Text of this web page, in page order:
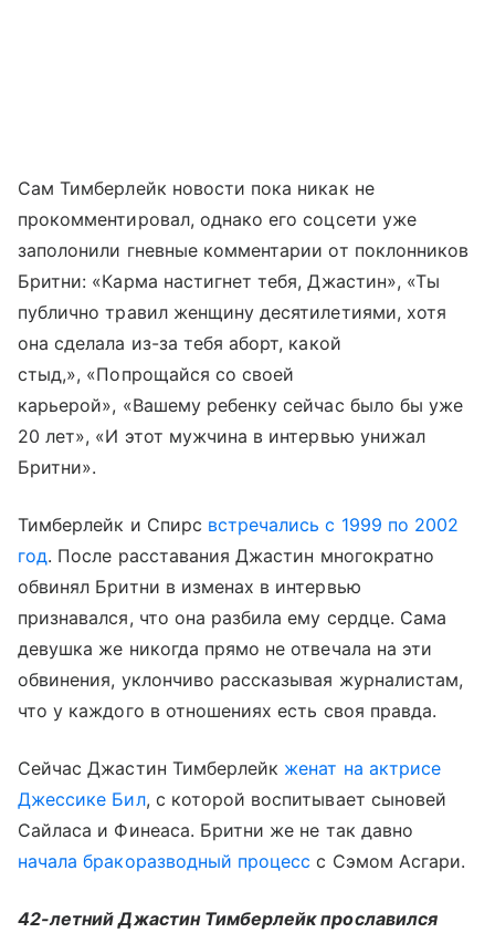
Сам Тимберлейк новости пока никак не
прокомментировал, однако его соцсети уже
заполонили гневные комментарии от поклонников
Бритни: «Карма настигнет тебя, Джастин», «Ты
публично травил женщину десятилетиями, хотя
она сделала из-за тебя аборт, какой
стыд,», «Попрощайся со своей
карьерой», «Вашему ребенку сейчас было бы уже
20 лет», «И этот мужчина в интервью унижал
Бритни».
Тимберлейк и Спирс встречались с 1999 по 2002
год. После расставания Джастин многократно
обвинял Бритни в изменах в интервью
признавался, что она разбила ему сердце. Сама
девушка же никогда прямо не отвечала на эти
обвинения, уклончиво рассказывая журналистам,
что у каждого в отношениях есть своя правда.
Сейчас Джастин Тимберлейк женат на актрисе
Джессике Бил, с которой воспитывает сыновей
Сайласа и Финеаса. Бритни же не так давно
начала бракоразводный процесс с Сэмом Асгари.
42-летний Джастин Тимберлейк прославился